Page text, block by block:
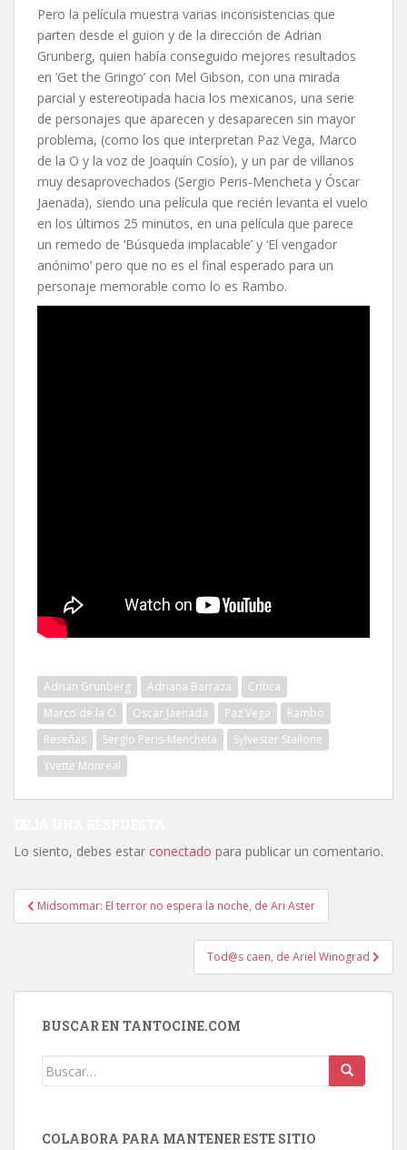
Pero la película muestra varias inconsistencias que
parten desde el guion y de la dirección de Adrian
Grunberg, quien había conseguido mejores resultados
en ‘Get the Gringo’ con Mel Gibson, con una mirada
parcial y estereotipada hacia los mexicanos, una serie
de personajes que aparecen y desaparecen sin mayor
problema, (como los que interpretan Paz Vega, Marco
de la O y la voz de Joaquín Cosío), y un par de villanos
muy desaprovechados (Sergio Peris-Mencheta y Óscar
Jaenada), siendo una película que recién levanta el vuelo
en los últimos 25 minutos, en una película que parece
un remedo de ‘Búsqueda implacable’ y ‘El vengador
anónimo’ pero que no es el final esperado para un
personaje memorable como lo es Rambo.
Adrian Grunberg Adriana Barraza
Crítica
Marco de la O
Oscar Jaenada Paz Vega
Rambo
Reseñas
Sergio Peris-Mencheta
Sylvester Stallone
Yvette Monreal
Lo siento, debes estar conectado para publicar un comentario.
Navegación
de
Midsommar: El terror no espera la noche, de Ari Aster
Tod@s caen, de Ariel Winograd
BUSCAR EN TANTOCINE.COM
Buscar:
COLABORA PARA MANTENER ESTE SITIO